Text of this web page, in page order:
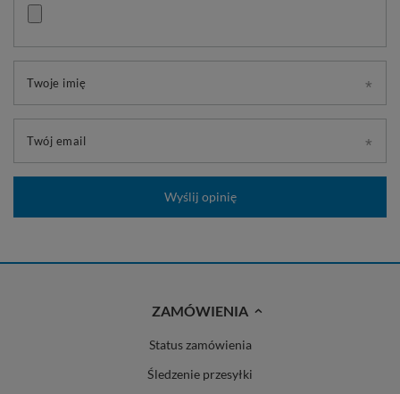
Twoje imię
Twój email
Wyślij opinię
ZAMÓWIENIA
Status zamówienia
Śledzenie przesyłki